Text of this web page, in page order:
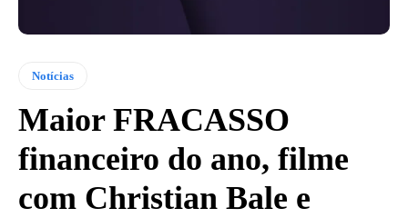
Notícias
Maior FRACASSO
financeiro do ano, filme
com Christian Bale e